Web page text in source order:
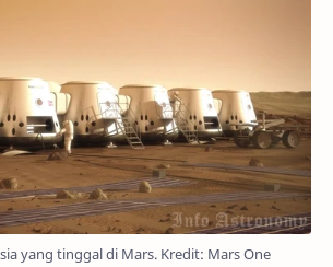
yang tinggal di Mars. Kredit: Mars One